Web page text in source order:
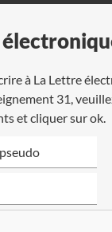
à La Lettre
31,
et cliquer sur ok.